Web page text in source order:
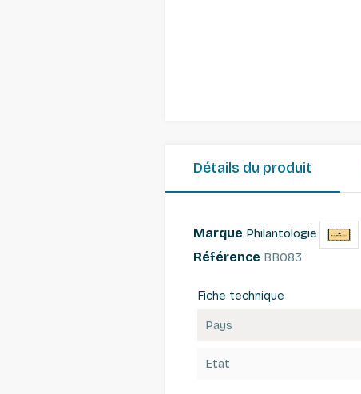
Détails du produit
Marque Philantologie
Référence BB083
Fiche technique
Pays
Etat